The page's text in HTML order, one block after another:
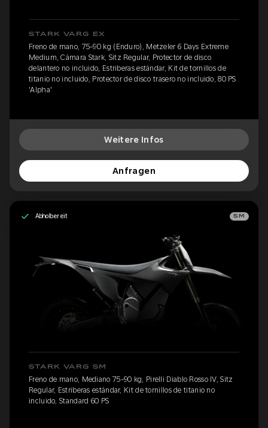
STARK VARG EX
Freno de mano, 75-90 kg (Enduro), Metzeler 6 Days Extreme
Medium, Cámara Stark, Sitz Regular, Protector de disco
delantero no incluido, Estriberas estándar, Kit de tornillos de
titanio no incluido, Protector de disco trasero no incluido, 80 PS
'Alpha'
Weitere Infos
Anfragen
Abholbereit SM
STARK VARG SM
Freno de mano, Mediano 75-90 kg, Pirelli Diablo Rosso IV, Sitz
Regular, Estriberas estándar, Kit de tornillos de titanio no
incluido, Standard 60 PS